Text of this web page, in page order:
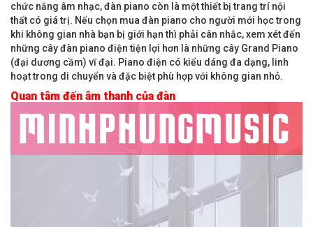
chức năng âm nhạc, đàn piano còn là một thiết bị trang trí nội
thất có giá trị. Nếu chọn mua đàn piano cho người mới học trong
khi không gian nhà bạn bị giới hạn thì phải cân nhắc, xem xét đến
những cây đàn piano điện tiện lợi hơn là những cây Grand Piano
(đại dương cầm) vĩ đại. Piano điện có kiểu dáng đa dạng, linh
hoạt trong di chuyển và đặc biệt phù hợp với không gian nhỏ.
Quan tâm đến âm thanh của đàn